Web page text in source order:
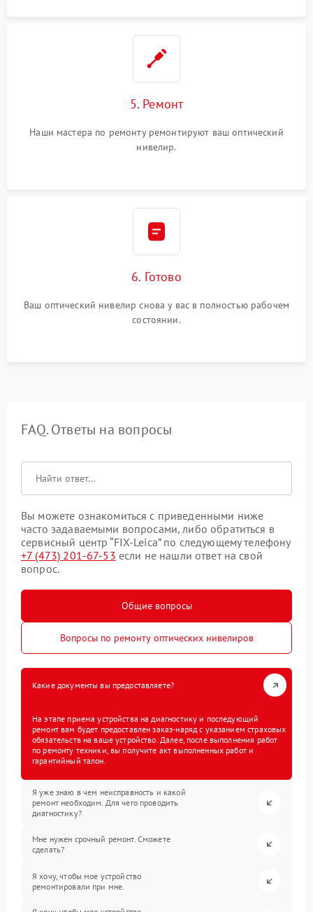
5. Ремонт
Наши мастера по ремонту ремонтируют ваш оптический
нивелир.
6. Готово
Ваш оптический нивелир снова у вас в полностью рабочем
состоянии.
FAQ. Ответы на вопросы
Вы можете ознакомиться с приведенными ниже
часто задаваемыми вопросами, либо обратиться в
сервисный центр “FIX-Leica” по следующему телефону
+7 (473) 201-67-53 если не нашли ответ на свой
вопрос.
Общие вопросы
Вопросы по ремонту оптических нивелиров
Какие документы вы предоставляете?
На этапе приема устройства на диагностику и последующий
ремонт вам будет предоставлен заказ-наряд с указанием страховых
обязательств на ваше устройство. Далее, после выполнения работ
по ремонту техники, вы получите акт выполненных работ и
гарантийный талон.
Я уже знаю в чем неисправность и какой
ремонт необходим. Для чего проводить
диагностику?
Мне нужен срочный ремонт. Сможете
сделать?
Я хочу, чтобы мое устройство
ремонтировали при мне.